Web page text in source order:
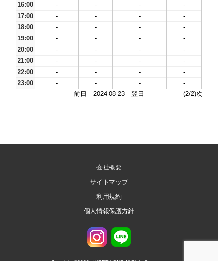
16:00
- - -
-
17:00
- - -
-
18:00
- - -
-
19:00
- - -
-
20:00
- - -
-
21:00
- - -
-
22:00
- - -
-
23:00
- - -
-
前日
2024-08-23 翌日 (2/2)次
会社概要
サイトマップ
利用規約
個人情報保護方針